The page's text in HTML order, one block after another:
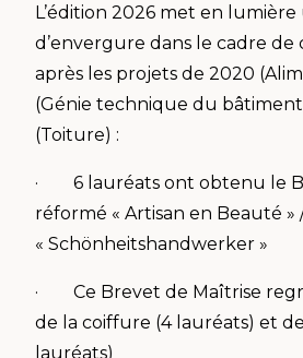
L’édition 2026 met en
d’envergure dans le cadre
après les projets de 2020
(Génie technique du
(Toiture) :
· 6 lauréats ont obtenu le
réformé « Artisan en Beauté »
« Schönheitshandwerker »
· Ce Brevet de Maîtrise
de la coiffure (4 lauréats) et
lauréats)